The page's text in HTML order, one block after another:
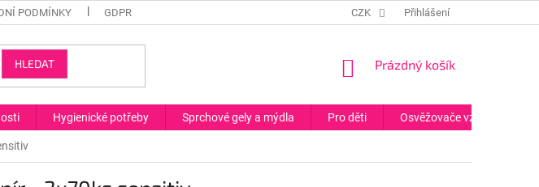
PODMÍNKY GDPR CZK Přihlášení
HLEDAT
NÁKUPNÍ
Prázdný košík
Hygienické potřeby Sprchové gely a mýdla Pro děti Osvěžovače vzduchu